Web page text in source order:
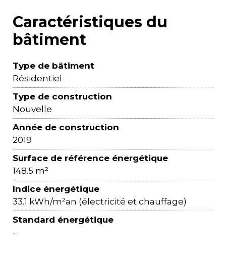
Caractéristiques du
bâtiment
Type de bâtiment
Résidentiel
Type de construction
Nouvelle
Année de construction
2019
Surface de référence énergétique
148.5 m²
Indice énergétique
33.1 kWh/m²an (électricité et chauffage)
Standard énergétique
–